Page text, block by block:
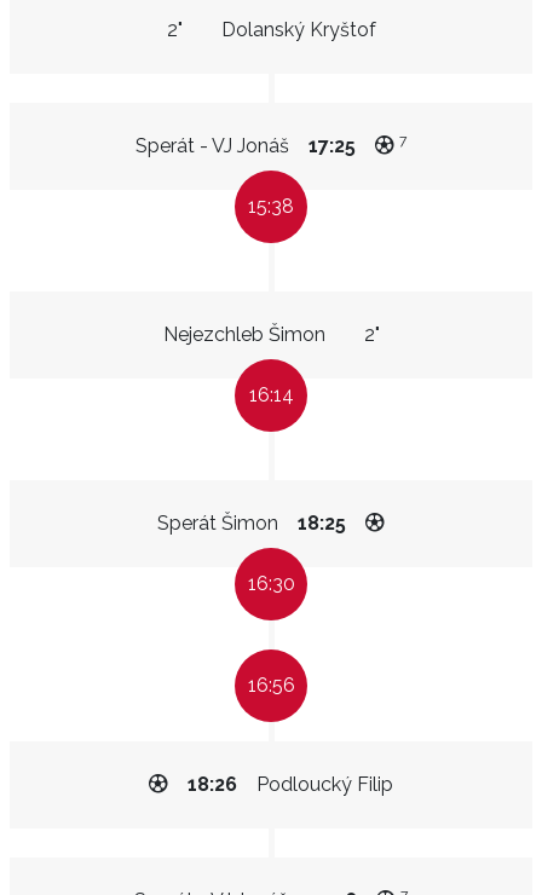
Dolanský Kryštof
2"
Sperát - VJ Jonáš 17:25 7
15:38
Nejezchleb Šimon 2"
16:14
Sperát Šimon 18:25
16:30
16:56
Podloucký Filip
18:26